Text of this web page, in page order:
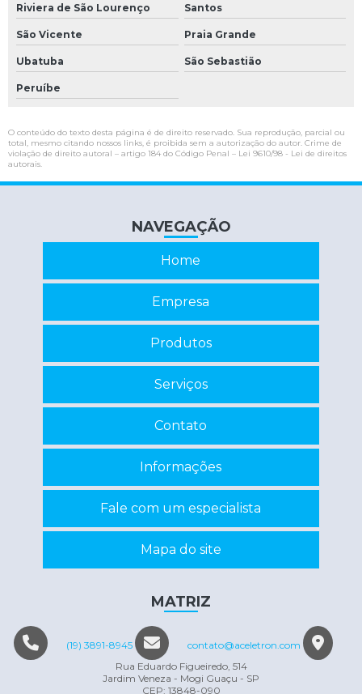
Interface de comunicação serial
Interface serial
Interface serial rs232
Inversor de frequência conserto
Inversor de frequência manutenção
Recuperação de circuitos eletrônicos
Recuperação de componentes eletrônicos
Reparo em eletrônicos
Reparo em equipamentos eletrônicos
Conserto máquina eletrônica
Riviera de São Lourenço Santos
São Vicente Praia Grande
Ubatuba São Sebastião
Peruíbe
O conteúdo do texto desta página é de direito reservado. Sua reprodução, parcial ou
total, mesmo citando nossos links, é proibida sem a autorização do autor. Crime de
violação de direito autoral – artigo 184 do Código Penal – Lei 9610/98 - Lei de direitos
autorais.
NAVEGAÇÃO
Home
Empresa
Produtos
Serviços
Contato
Informações
Fale com um especialista
Mapa do site
MATRIZ
(19) 3891-8945
contato@aceletron.com
Rua Eduardo Figueiredo, 514
Jardim Veneza - Mogi Guaçu - SP
CEP: 13848-090